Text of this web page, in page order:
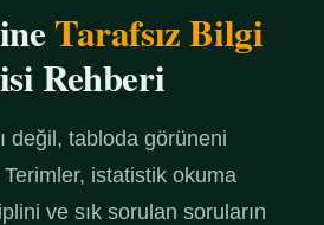
Tarafsız Bilgi
Rehberi
değil, tabloda görüneni
istatistik okuma
ve sık sorulan soruların